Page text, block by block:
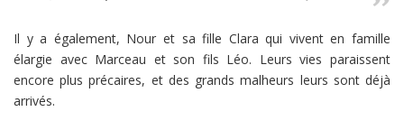
Il y a également, Nour et sa fille Clara qui vivent en famille
élargie avec Marceau et son fils Léo. Leurs vies paraissent
encore plus précaires, et des grands malheurs leurs sont déjà
arrivés.